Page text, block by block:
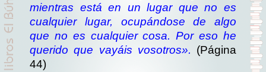
mientras está en un lugar que no es
cualquier lugar, ocupándose de algo
que no es cualquier cosa. Por eso he
querido que vayáis vosotros». (Página
44)